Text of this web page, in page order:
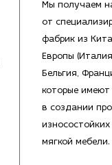
Мы получаем
от
фабрик из
Европы
Бельгия,
которые
в создании
мягкой мебели.